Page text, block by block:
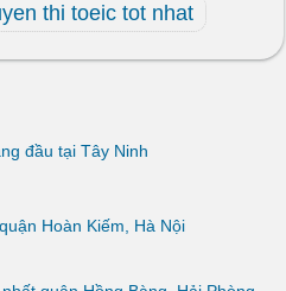
thi toeic tot nhat
đầu tại Tây Ninh
Hoàn Kiếm, Hà Nội